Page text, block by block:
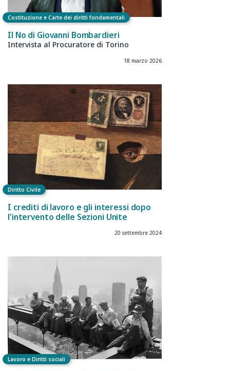
Costituzione e Carte dei diritti fondamentali
Il No di Giovanni Bombardieri
Intervista al Procuratore di Torino
18 marzo 2026
Diritto Civile
I crediti di lavoro e gli interessi dopo
l'intervento delle Sezioni Unite
20 settembre 2024
Lavoro e Diritti sociali